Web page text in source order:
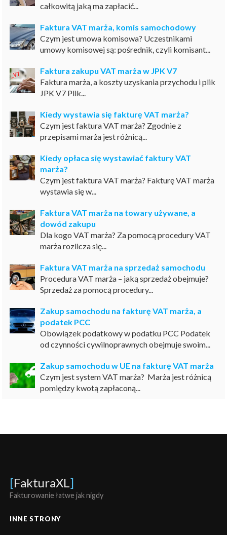
całkowitą jaką ma zapłacić...
Faktura VAT marża, komis samochodowy
Czym jest umowa komisowa? Uczestnikami
umowy komisowej są: pośrednik, czyli komisant...
Faktura zakupu VAT marża w JPK V7
Faktura marża, a koszty uzyskania przychodu i plik
JPK V7 Plik...
Kiedy wystawia się fakturę VAT marża?
Czym jest faktura VAT marża? Zgodnie z
przepisami marża jest różnicą...
Kiedy opłaca się wystawiać faktury VAT
marża?
Czym jest faktura VAT marża? Fakturę VAT marża
wystawia się w...
Faktura VAT marża na towary używane, a
dowód zakupu
Dla kogo VAT marża? Za pomocą procedury VAT
marża rozlicza się...
Faktura VAT marża na sprzedaż samochodu
Procedura VAT marża – jaką sprzedaż obejmuje?
Sprzedaż za pomocą procedury...
Zakup samochodu na fakturę VAT marża, a
podatek PCC
Obowiązek podatkowy w podatku PCC Podatek
od czynności cywilnoprawnych obejmuje swoim...
Zakup samochodu w UE na fakturę VAT marża
Czym jest system VAT marża? Marża jest różnicą
pomiędzy kwotą zapłaconą...
[FakturaXL ]
Fakturowanie łatwe jak nigdy
INNE STRONY